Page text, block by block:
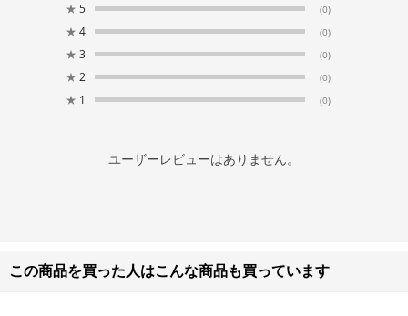
★ 5 (0)
★ 4 (0)
★ 3 (0)
★ 2 (0)
★ 1 (0)
ユーザーレビューはありません。
この商品を買った人はこんな商品も買っています